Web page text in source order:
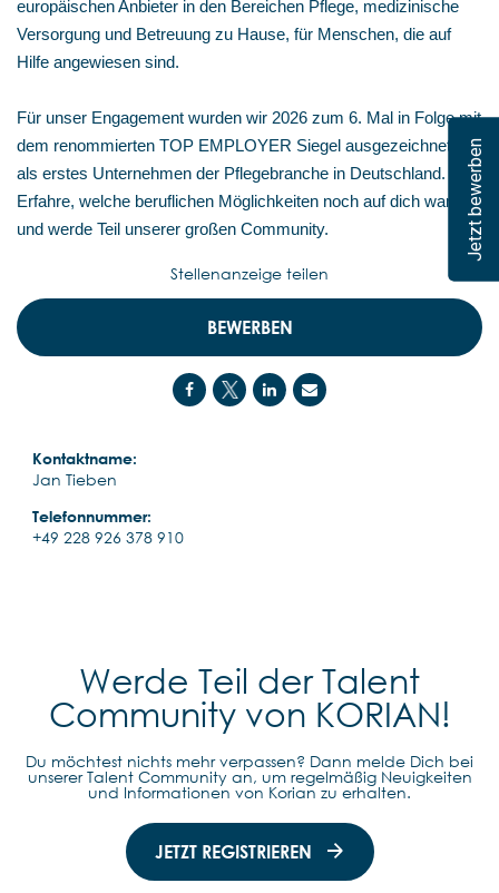
Jetzt bewerben
europäischen Anbieter in den Bereichen Pflege, medizinische
Versorgung und Betreuung zu Hause, für Menschen, die auf
Hilfe angewiesen sind.
Für unser Engagement wurden wir 2026 zum 6. Mal in Folge mit
dem renommierten TOP EMPLOYER Siegel ausgezeichnet –
als erstes Unternehmen der Pflegebranche in Deutschland.
Erfahre, welche beruflichen Möglichkeiten noch auf dich warten,
und werde Teil unserer großen Community.
BEWERBEN
Kontaktname:
Jan Tieben
Telefonnummer:
+49 228 926 378 910
Stellenanzeige teilen
Werde Teil der Talent
Community von KORIAN!
Du möchtest nichts mehr verpassen? Dann melde Dich bei
unserer Talent Community an, um regelmäßig Neuigkeiten
und Informationen von Korian zu erhalten.
JETZT REGISTRIEREN